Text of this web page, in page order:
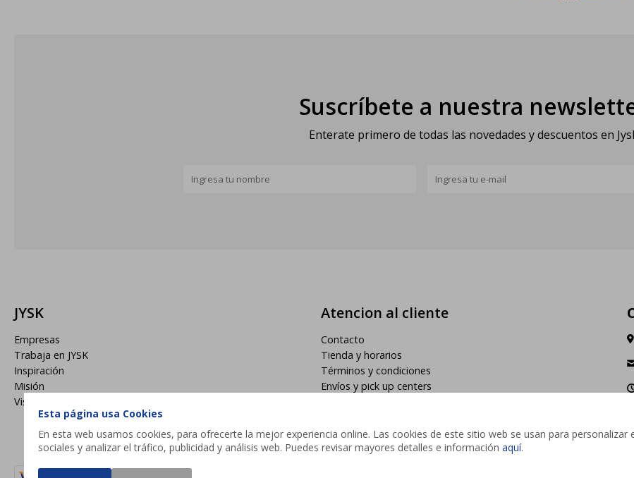
Esta página usa Cookies
En esta web usamos cookies, para ofrecerte la mejor experiencia online. Las cookies de este sitio web se usan para
sociales y analizar el tráfico, publicidad y análisis web. Puedes revisar mayores detalles e información aquí.
Suscríbete a nuestra
Enterate primero de todas las novedades y descuentos en
JYSK
Empresas
Trabaja en JYSK
Inspiración
Misión
Visión
Atencion al cliente
Contacto
Tienda y horarios
Términos y condiciones
Envíos y pick up centers